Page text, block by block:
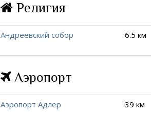
Религия
Андреевский собор 6.5 км
Аэропорт
Аэропорт Адлер 39 км